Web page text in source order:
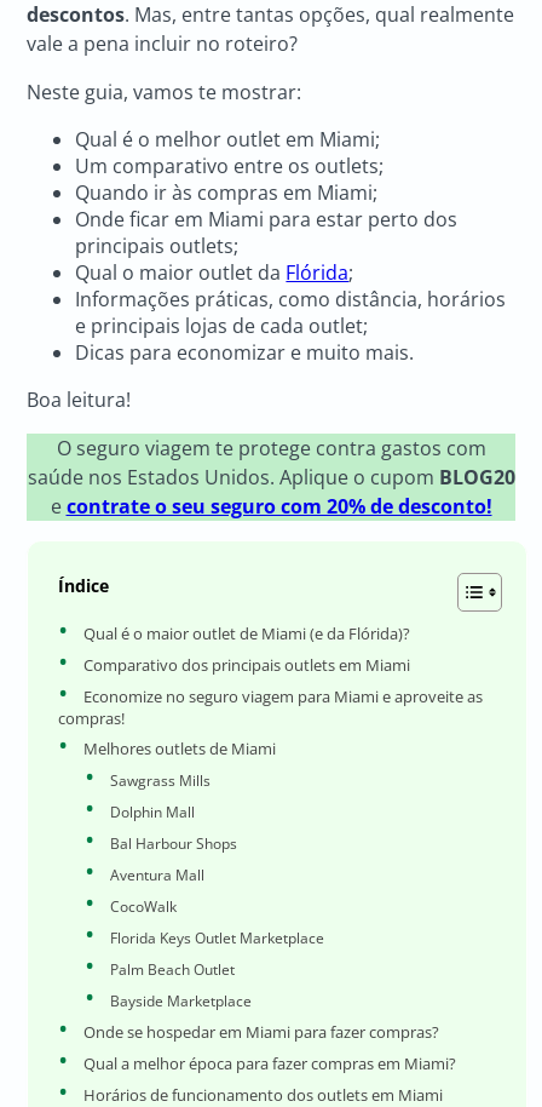
descontos. Mas, entre tantas opções, qual realmente
vale a pena incluir no roteiro?
Neste guia, vamos te mostrar:
Qual é o melhor outlet em Miami;
Um comparativo entre os outlets;
Quando ir às compras em Miami;
Onde ficar em Miami para estar perto dos
principais outlets;
Qual o maior outlet da Flórida;
Informações práticas, como distância, horários
e principais lojas de cada outlet;
Dicas para economizar e muito mais.
Boa leitura!
O seguro viagem te protege contra gastos com
saúde nos Estados Unidos. Aplique o cupom BLOG20
econtrate o seu seguro com 20% de desconto!
Índice
Qual é o maior outlet de Miami (e da Flórida)?
Comparativo dos principais outlets em Miami
Economize no seguro viagem para Miami e aproveite as
compras!
Melhores outlets de Miami
Sawgrass Mills
Dolphin Mall
Bal Harbour Shops
Aventura Mall
CocoWalk
Florida Keys Outlet Marketplace
Palm Beach Outlet
Bayside Marketplace
Onde se hospedar em Miami para fazer compras?
Qual a melhor época para fazer compras em Miami?
Horários de funcionamento dos outlets em Miami